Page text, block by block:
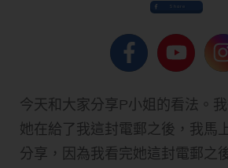
Share
今天和大家分享P小姐的看法。
她在給了我這封電郵之後，我馬
分享，因為我看完她這封電郵之